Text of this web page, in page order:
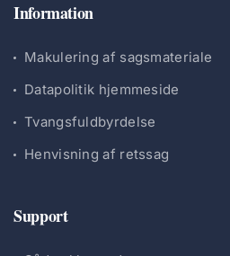
Information
Makulering af sagsmateriale
Datapolitik hjemmeside
Tvangsfuldbyrdelse
Henvisning af retssag
Support